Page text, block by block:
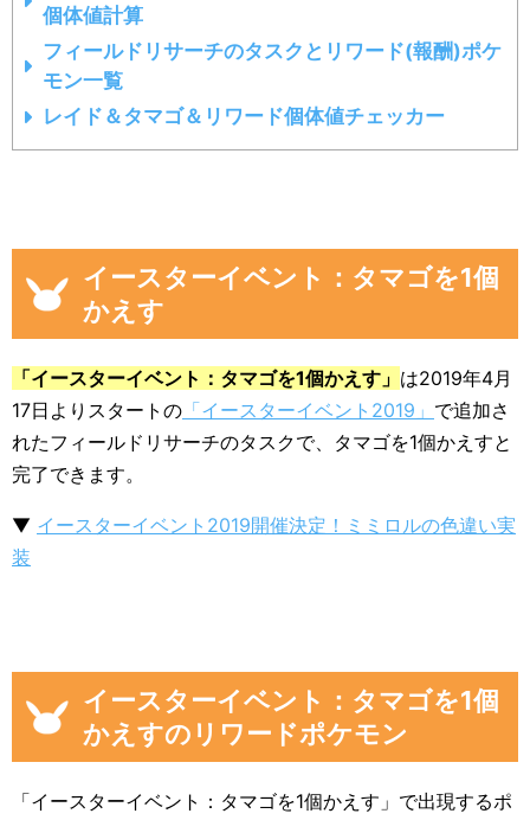
個体値計算
フィールドリサーチのタスクとリワード(報酬)ポケ
モン一覧
レイド＆タマゴ＆リワード個体値チェッカー
イースターイベント：タマゴを1個
かえす
「イースターイベント：タマゴを1個かえす」 は2019年4月
17日よりスタートの 「イースターイベント2019」 で追加さ
れたフィールドリサーチのタスクで、タマゴを1個かえすと
完了できます。
▼ イースターイベント2019開催決定！ミミロルの色違い実
装
イースターイベント：タマゴを1個
かえすのリワードポケモン
「イースターイベント：タマゴを1個かえす」で出現するポ